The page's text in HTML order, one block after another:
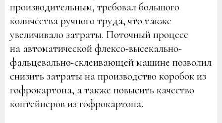
производительным, требовал большого
количества ручного труда, что также
увеличивало затраты. Поточный процесс
на автоматической флексо-высекально-
фальцевально-склеивающей машине позволил
снизить затраты на производство коробок из
гофрокартона, а также повысить качество
контейнеров из гофрокартона.